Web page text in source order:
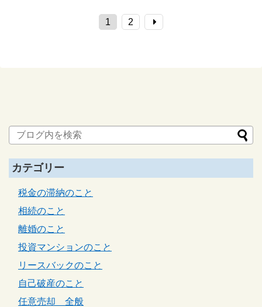
1 2
カテゴリー
税金の滞納のこと
相続のこと
離婚のこと
投資マンションのこと
リースバックのこと
自己破産のこと
任意売却 全般